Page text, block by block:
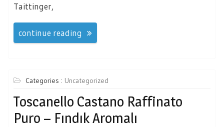
Taittinger,
continue reading
Categories : Uncategorized
Toscanello Castano Raffinato
Puro – Fındık Aromalı